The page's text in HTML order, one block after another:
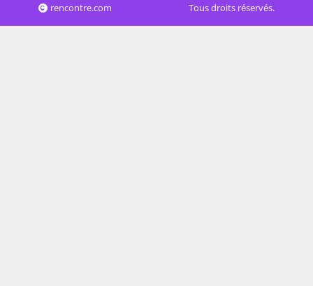
rencontre.com
Tous droits réservés.